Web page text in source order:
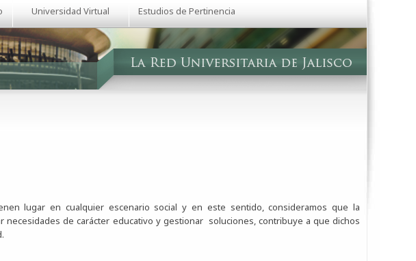
Universidad Virtual Estudios de Pertinencia
lugar en cualquier escenario social y en este sentido, consideramos que la
de carácter educativo y gestionar soluciones, contribuye a que dichos